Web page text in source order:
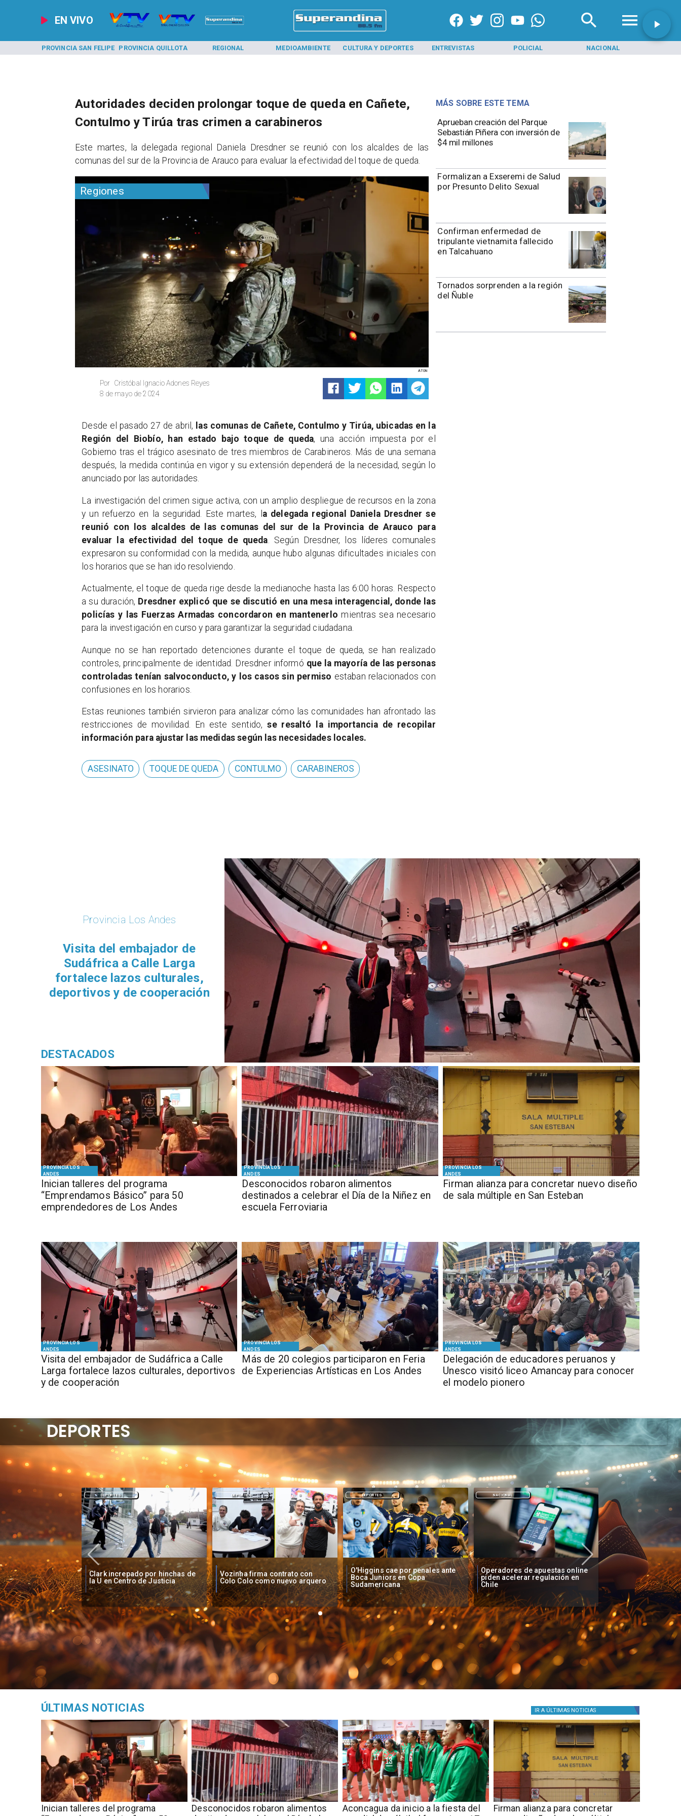
EN VIVO
PROVINCIA SAN FELIPE PROVINCIA QUILLOTA REGIONAL MEDIOAMBIENTE CULTURA Y DEPORTES ENTREVISTAS POLICIAL NACIONAL
Regiones
Cristóbal Ignacio Adones Reyes
Por
8 de mayo de 2024
ATON
Aprueban creación del Parque
Sebastián Piñera con inversión de
$4 mil millones
Formalizan a Exseremi de Salud
por Presunto Delito Sexual
Confirman enfermedad de
tripulante vietnamita fallecido
en Talcahuano
Tornados sorprenden a la región
del Ñuble
MÁS SOBRE ESTE TEMA
Autoridades deciden prolongar toque de queda en Cañete,
Contulmo y Tirúa tras crimen a carabineros
Este martes, la delegada regional Daniela Dresdner se reunió con los alcaldes de las
comunas del sur de la Provincia de Arauco para evaluar la efectividad del toque de queda.
Desde el pasado 27 de abril, las comunas de Cañete, Contulmo y Tirúa, ubicadas en la
Región del Biobío, han estado bajo toque de queda, una acción impuesta por el
Gobierno tras el trágico asesinato de tres miembros de Carabineros. Más de una semana
después, la medida continúa en vigor y su extensión dependerá de la necesidad, según lo
anunciado por las autoridades.
La investigación del crimen sigue activa, con un amplio despliegue de recursos en la zona
y un refuerzo en la seguridad. Este martes, l a delegada regional Daniela Dresdner se
reunió con los alcaldes de las comunas del sur de la Provincia de Arauco para
evaluar la efectividad del toque de queda . Según Dresdner, los líderes comunales
expresaron su conformidad con la medida, aunque hubo algunas dificultades iniciales con
los horarios que se han ido resolviendo.
Actualmente, el toque de queda rige desde la medianoche hasta las 6:00 horas. Respecto
a su duración, Dresdner explicó que se discutió en una mesa interagencial, donde las
policías y las Fuerzas Armadas concordaron en mantenerlo mientras sea necesario
para la investigación en curso y para garantizar la seguridad ciudadana.
Aunque no se han reportado detenciones durante el toque de queda, se han realizado
controles, principalmente de identidad. Dresdner informó que la mayoría de las personas
controladas tenían salvoconducto, y los casos sin permiso estaban relacionados con
confusiones en los horarios.
Estas reuniones también sirvieron para analizar cómo las comunidades han afrontado las
restricciones de movilidad. En este sentido,se resaltó la importancia de recopilar
información para ajustar las medidas según las necesidades locales.
ASESINATO TOQUE DE QUEDA CONTULMO CARABINEROS
PROVINCIA LOS
ANDES
Inician talleres del programa
“Emprendamos Básico” para 50
emprendedores de Los Andes
PROVINCIA LOS
ANDES
Desconocidos robaron alimentos
destinados a celebrar el Día de la Niñez en
escuela Ferroviaria
PROVINCIA LOS
ANDES
​​Firman alianza para concretar nuevo diseño
de sala múltiple en San Esteban
PROVINCIA LOS
ANDES
​Visita del embajador de Sudáfrica a Calle
Larga fortalece lazos culturales, deportivos
y de cooperación
PROVINCIA LOS
ANDES
Más de 20 colegios participaron en Feria
de Experiencias Artísticas en Los Andes
PROVINCIA LOS
ANDES
Delegación de educadores peruanos y
Unesco visitó liceo Amancay para conocer
el modelo pionero
Provincia Los Andes
​Visita del embajador de
Sudáfrica a Calle Larga
fortalece lazos culturales,
deportivos y de cooperación
DESTACADOS
por hinchas de
de Justicia
Vozinha firma contrato con
Colo Colo como nuevo arquero
DEPORTES
O'Higgins cae por penales ante
Boca Juniors en Copa
Sudamericana
DEPORTES
Operadores de apuestas online
piden acelerar regulación en
Chile
NACIONAL
Fallece Lucy López Cruz,
primera medallista chilena en
Juegos Panamericanos
DEPORTES
Confirman fecha
Vozinha a Colo Colo
DEPORTES
ÚLTIMAS NOTICIAS IR A ÚLTIMAS NOTICIAS
Inician talleres del programa
Desconocidos robaron alimentos
Aconcagua da inicio a la fiesta del
​​Firman alianza para concretar